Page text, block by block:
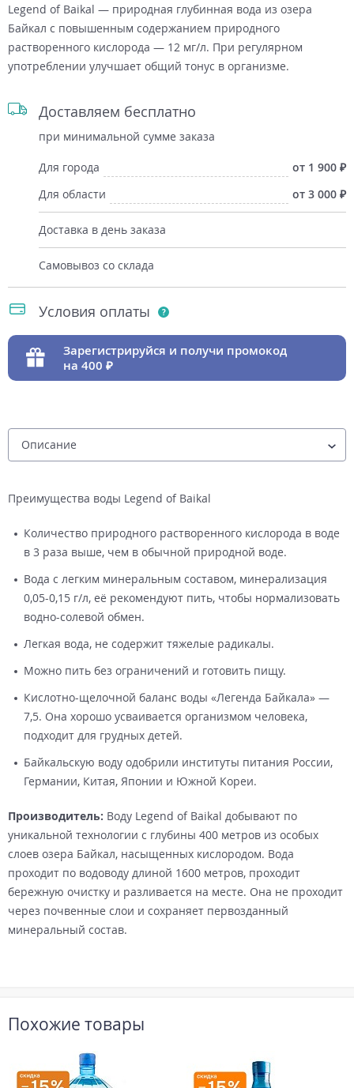
Legend of Baikal — природная глубинная вода из озера
Байкал с повышенным содержанием природного
растворенного кислорода — 12 мг/л. При регулярном
употреблении улучшает общий тонус в организме.
Доставляем бесплатно
при минимальной сумме заказа
Для города
от 1 900
Для области
от 3 000
Доставка в день заказа
Самовывоз со склада
Условия оплаты
Зарегистрируйся и получи промокод
на 400
Преимущества воды Legend of Baikal
Количество природного растворенного кислорода в воде
в 3 раза выше, чем в обычной природной воде.
Вода с легким минеральным составом, минерализация
0,05-0,15 г/л, её рекомендуют пить, чтобы нормализовать
водно-солевой обмен.
Легкая вода, не содержит тяжелые радикалы.
Можно пить без ограничений и готовить пищу.
Кислотно-щелочной баланс воды «Легенда Байкала» —
7,5. Она хорошо усваивается организмом человека,
подходит для грудных детей.
Байкальскую воду одобрили институты питания России,
Германии, Китая, Японии и Южной Кореи.
Производитель: Воду Legend of Baikal добывают по
уникальной технологии с глубины 400 метров из особых
слоев озера Байкал, насыщенных кислородом. Вода
проходит по водоводу длиной 1600 метров, проходит
бережную очистку и разливается на месте. Она не проходит
через почвенные слои и сохраняет первозданный
минеральный состав.
Похожие товары